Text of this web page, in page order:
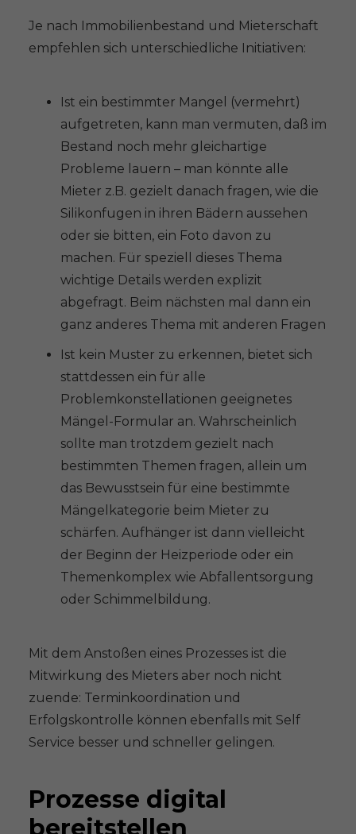
Je nach Immobilienbestand und Mieterschaft
empfehlen sich unterschiedliche Initiativen:
Ist ein bestimmter Mangel (vermehrt)
aufgetreten, kann man vermuten, daß im
Bestand noch mehr gleichartige
Probleme lauern – man könnte alle
Mieter z.B. gezielt danach fragen, wie die
Silikonfugen in ihren Bädern aussehen
oder sie bitten, ein Foto davon zu
machen. Für speziell dieses Thema
wichtige Details werden explizit
abgefragt. Beim nächsten mal dann ein
ganz anderes Thema mit anderen Fragen
Ist kein Muster zu erkennen, bietet sich
stattdessen ein für alle
Problemkonstellationen geeignetes
Mängel-Formular an. Wahrscheinlich
sollte man trotzdem gezielt nach
bestimmten Themen fragen, allein um
das Bewusstsein für eine bestimmte
Mängelkategorie beim Mieter zu
schärfen. Aufhänger ist dann vielleicht
der Beginn der Heizperiode oder ein
Themenkomplex wie Abfallentsorgung
oder Schimmelbildung.
Mit dem Anstoßen eines Prozesses ist die
Mitwirkung des Mieters aber noch nicht
zuende: Terminkoordination und
Erfolgskontrolle können ebenfalls mit Self
Service besser und schneller gelingen.
Prozesse digital
bereitstellen